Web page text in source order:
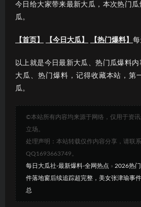
今日给大家带来最新大瓜，本次热门
瓜。
【首页】 【今日大瓜】 【热门爆料】 每
以上就是今日最新大瓜、热门瓜爆料
大瓜、热门爆料，记得收藏本站，第
瓜。
©本站所有内容均来源于网络，仅用于资
立场。
处理声明：本站转载仅作内容分享，请联
QQ1693663749。
每日大瓜社-最新爆料-全网热点 » 2026热
件落地窗后续追踪超完整，美女张津瑜事
总